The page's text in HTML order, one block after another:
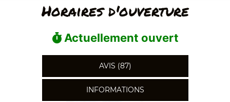
Horaires d'ouverture
Actuellement ouvert
AVIS (87)
INFORMATIONS